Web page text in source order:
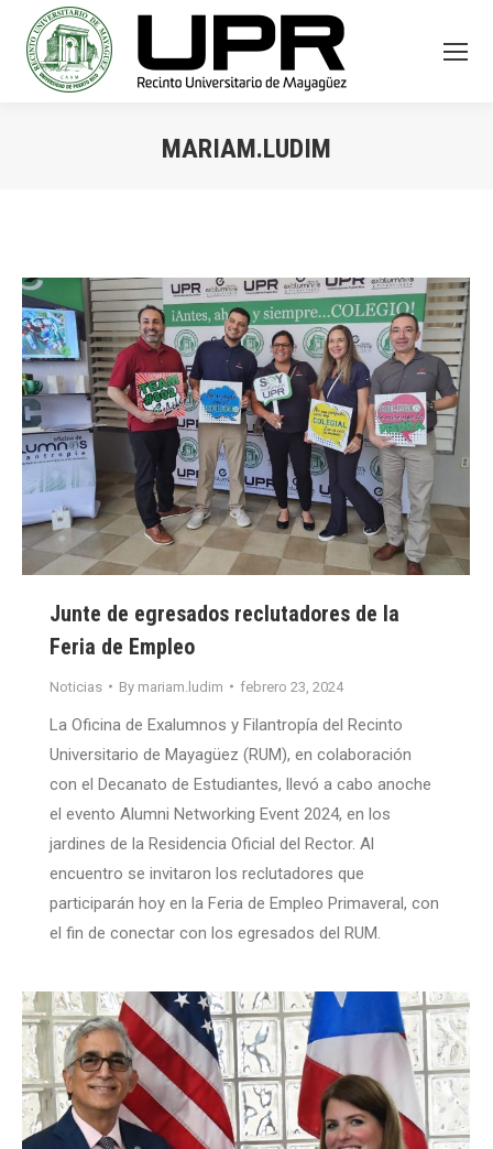
MARIAM.LUDIM
Junte de egresados reclutadores de la
Feria de Empleo
Noticias By mariam.ludim febrero 23, 2024
La Oficina de Exalumnos y Filantropía del Recinto
Universitario de Mayagüez (RUM), en colaboración
con el Decanato de Estudiantes, llevó a cabo anoche
el evento Alumni Networking Event 2024, en los
jardines de la Residencia Oficial del Rector. Al
encuentro se invitaron los reclutadores que
participarán hoy en la Feria de Empleo Primaveral, con
el fin de conectar con los egresados del RUM.